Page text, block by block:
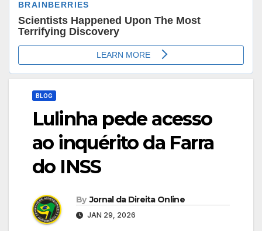
BLOG
Lulinha pede acesso
ao inquérito da Farra
do INSS
By Jornal da Direita Online
JAN 29, 2026